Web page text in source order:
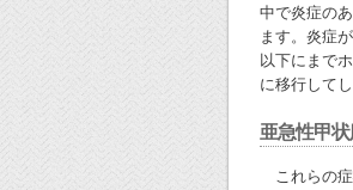
中で炎症の
ます。炎症
以下にまで
に移行して
亜急性甲
これらの症